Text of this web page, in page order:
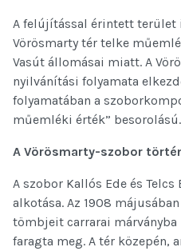
A felújítással érintett terület
Vörösmarty tér telke
Vasút állomásai miatt. A
nyilvánítási folyamata
folyamatában a
műemléki érték” besorolású.
A Vörösmarty-szobor
A szobor Kallós Ede és
alkotása. Az 1908
tömbjeit carrarai márványba
faragta meg. A tér közepén,